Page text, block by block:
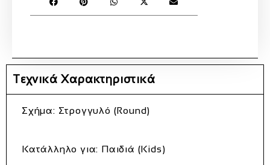
Τεχνικά Χαρακτηριστικά
Σχήμα: Στρογγυλό (Round)
Κατάλληλο για: Παιδιά (Kids)